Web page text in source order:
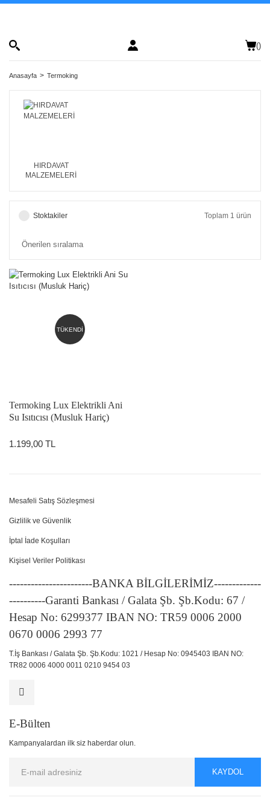
()
Anasayfa Termoking
HIRDAVAT
MALZEMELERİ
Stoktakiler Toplam 1 ürün
TÜKENDİ
Termoking Lux Elektrikli Ani
Su Isıtıcısı (Musluk Hariç)
1.199,00 TL
Mesafeli Satış Sözleşmesi
Gizlilik ve Güvenlik
İptal İade Koşulları
Kişisel Veriler Politikası
-----------------------BANKA BİLGİLERİMİZ-------------
----------Garanti Bankası / Galata Şb. Şb.Kodu: 67 /
Hesap No: 6299377 IBAN NO: TR59 0006 2000
0670 0006 2993 77
T.İş Bankası / Galata Şb. Şb.Kodu: 1021 / Hesap No: 0945403 IBAN NO:
TR82 0006 4000 0011 0210 9454 03
E-Bülten
Kampanyalardan ilk siz haberdar olun.
KAYDOL